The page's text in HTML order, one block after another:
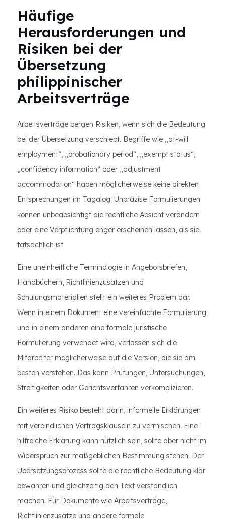
Häufige
Herausforderungen und
Risiken bei der
Übersetzung
philippinischer
Arbeitsverträge
Arbeitsverträge bergen Risiken, wenn sich die Bedeutung
bei der Übersetzung verschiebt. Begriffe wie „at-will
employment“, „probationary period“, „exempt status“,
„confidency information“ oder „adjustment
accommodation“ haben möglicherweise keine direkten
Entsprechungen im Tagalog. Unpräzise Formulierungen
können unbeabsichtigt die rechtliche Absicht verändern
oder eine Verpflichtung enger erscheinen lassen, als sie
tatsächlich ist.
Eine uneinheitliche Terminologie in Angebotsbriefen,
Handbüchern, Richtlinienzusätzen und
Schulungsmaterialien stellt ein weiteres Problem dar.
Wenn in einem Dokument eine vereinfachte Formulierung
und in einem anderen eine formale juristische
Formulierung verwendet wird, verlassen sich die
Mitarbeiter möglicherweise auf die Version, die sie am
besten verstehen. Das kann Prüfungen, Untersuchungen,
Streitigkeiten oder Gerichtsverfahren verkomplizieren.
Ein weiteres Risiko besteht darin, informelle Erklärungen
mit verbindlichen Vertragsklauseln zu vermischen. Eine
hilfreiche Erklärung kann nützlich sein, sollte aber nicht im
Widerspruch zur maßgeblichen Bestimmung stehen. Der
Übersetzungsprozess sollte die rechtliche Bedeutung klar
bewahren und gleichzeitig den Text verständlich
machen. Für Dokumente wie Arbeitsverträge,
Richtlinienzusätze und andere formale